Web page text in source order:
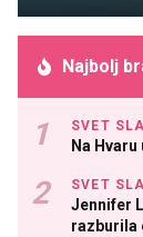
Najbolj
SVET
Na
SVET
Jennifer
razburila